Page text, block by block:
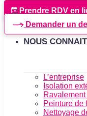
Prendre RDV en
Demander un
NOUS
L’entreprise
Isolation
Peinture de
Nettoyage